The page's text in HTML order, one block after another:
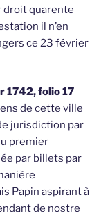
droit quarente
il n’en
ce 23 février
1742, folio 17
de cette ville
jurisdiction par
premier
par billets par
Papin aspirant à
de nostre